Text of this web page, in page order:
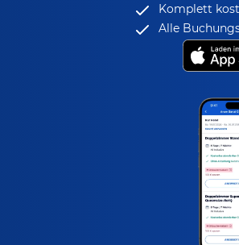
Komplett
Alle